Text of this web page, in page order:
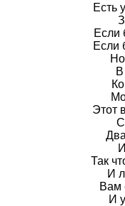
Есть
Если
Если
Этот
Так
И
Вам
И